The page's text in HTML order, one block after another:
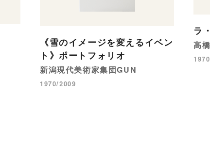
《雪のイメージを変えるイベン
ト》ポートフォリオ
新潟現代美術家集団GUN
1970/2009
ラ
高
1970